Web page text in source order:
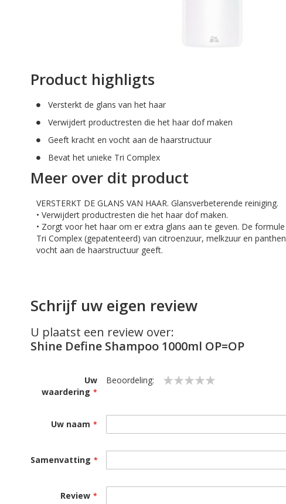
naar
het
van
de
afbeeldingen-
gallerij
Product highligts
Versterkt de glans van het haar
Verwijdert productresten die het haar dof maken
Geeft kracht en vocht aan de haarstructuur
Bevat het unieke Tri Complex
Meer over dit product
VERSTERKT DE GLANS VAN HAAR. Glansverbeterende reiniging.
• Verwijdert productresten die het haar dof maken.
• Zorgt voor het haar om er extra glans aan te geven. De
Tri Complex (gepatenteerd) van citroenzuur, melkzuur en
vocht aan de haarstructuur geeft.
Schrijf uw eigen review
U plaatst een review over:
Shine Define Shampoo 1000ml OP=OP
Uw
waardering
Beoordeling:
Uw naam
Samenvatting
Review